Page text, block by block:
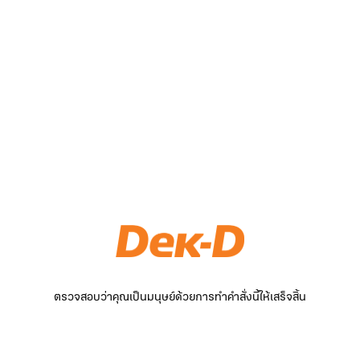
ตรวจสอบว่าคุณเป็นมนุษย์ด้วยการทำคำสั่งนี้ให้เสร็จสิ้น